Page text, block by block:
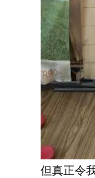
但真正令